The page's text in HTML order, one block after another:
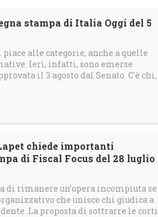
stampa di Italia Oggi del 5
alle categorie, anche a quelle
Ieri, infatti, sono emerse
il 3 agosto dal Senato. C'è chi,
chiede importanti
di Fiscal Focus del 28 luglio
rimanere un’opera incompiuta se
che unisce chi giudica a
La proposta di sottrarre le corti